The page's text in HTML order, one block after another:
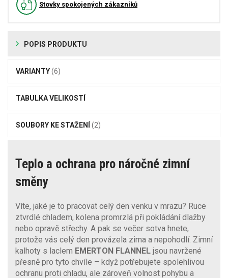
Stovky spokojených zákazníků
POPIS PRODUKTU
VARIANTY(6)
TABULKA VELIKOSTÍ
SOUBORY KE STAŽENÍ (2)
Teplo a ochrana pro náročné zimní
směny
Víte, jaké je to pracovat celý den venku v mrazu? Ruce
ztvrdlé chladem, kolena promrzlá při pokládání dlažby
nebo opravě střechy. A pak se večer sotva hnete,
protože vás celý den provázela zima a nepohodlí. Zimní
kalhoty s laclem EMERTON FLANNEL jsou navržené
přesně pro tyto chvíle – když potřebujete spolehlivou
ochranu proti chladu, ale zároveň volnost pohybu a